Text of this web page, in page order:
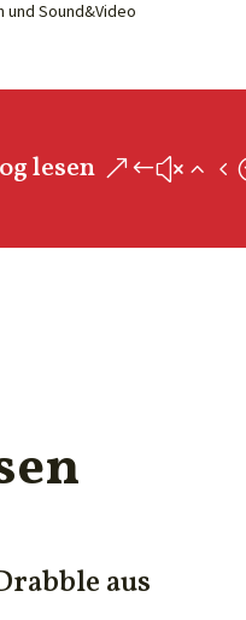
Sound&Video
lesen
aus